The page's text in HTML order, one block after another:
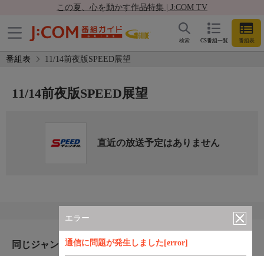
この夏、心を動かす作品特集 | J:COM TV
CS番組一覧 番組表
検索
番組表 11/14前夜版SPEED展望
エラー
通信に問題が発生しました[error]
11/14前夜版SPEED展望
直近の放送予定はありません
同じジャンルのおすすめ番組